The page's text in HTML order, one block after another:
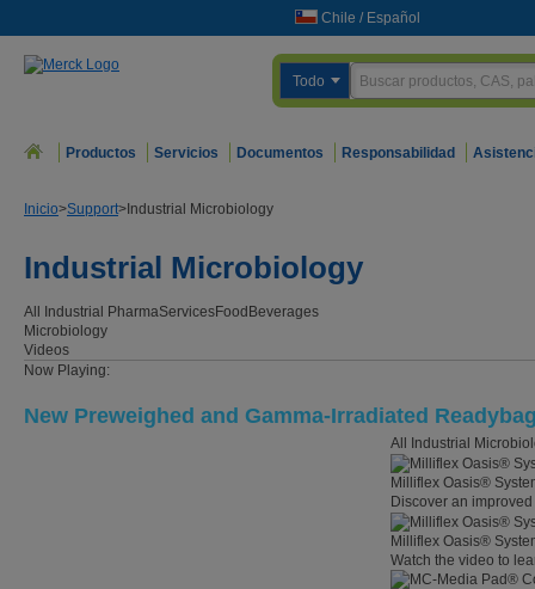
Chile / Español
Todo
Productos Servicios Documentos Responsabilidad
Inicio>Support> Industrial Microbiology
Industrial Microbiology
All Industrial
Microbiology
Videos
PharmaServicesFood Beverages
Now Playing:
New Preweighed and Gamma-Irradiated
All Industrial
Milliflex Oasis®
Discover an
Milliflex Oasis®
Watch the video to